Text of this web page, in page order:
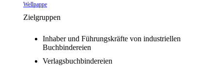
Wellpappe
Zielgruppen
Inhaber und Führungskräfte von industriellen
Buchbindereien
Verlagsbuchbindereien